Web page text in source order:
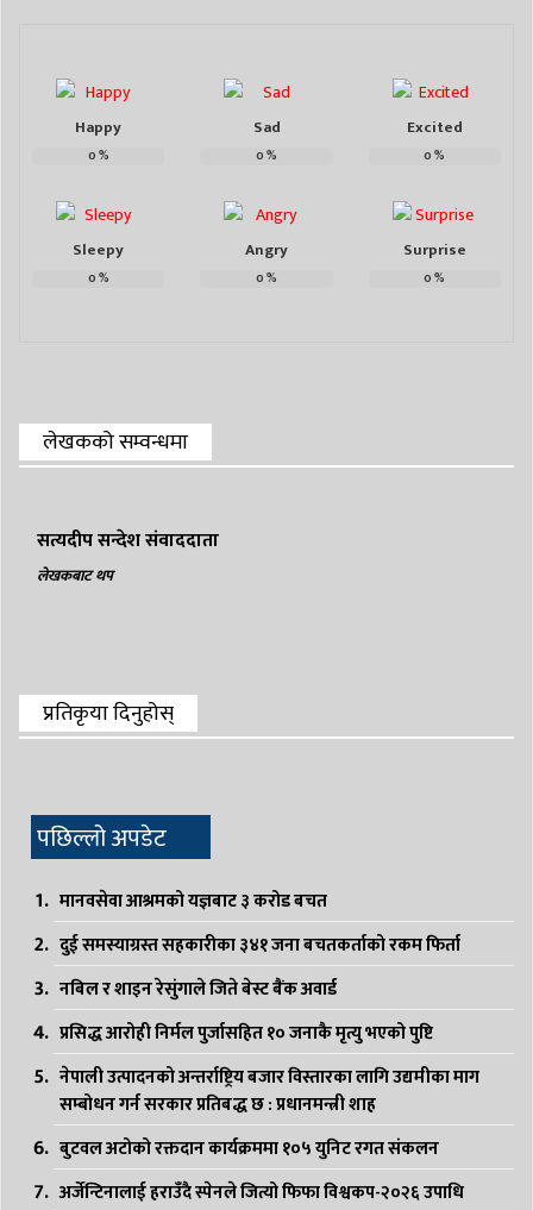
Happy
0%
Sad
0%
Excited
0%
Sleepy
0%
Angry
0%
Surprise
0%
लेखकको सम्वन्धमा
सत्यदीप सन्देश संवाददाता
लेखकबाट थप
प्रतिकृया दिनुहोस्
पछिल्लो अपडेट
मानवसेवा आश्रमको यज्ञबाट ३ करोड बचत
दुई समस्याग्रस्त सहकारीका ३४१ जना बचतकर्ताको रकम फिर्ता
नबिल र शाइन रेसुंगाले जिते बेस्ट बैंक अवार्ड
प्रसिद्ध आरोही निर्मल पुर्जासहित १० जनाकै मृत्यु भएको पुष्टि
नेपाली उत्पादनको अन्तर्राष्ट्रिय बजार विस्तारका लागि उद्यमीका माग
सम्बोधन गर्न सरकार प्रतिबद्ध छ : प्रधानमन्त्री शाह
बुटवल अटोको रक्तदान कार्यक्रममा १०५ युनिट रगत संकलन
अर्जेन्टिनालाई हराउँदै स्पेनले जित्यो फिफा विश्वकप-२०२६ उपाधि